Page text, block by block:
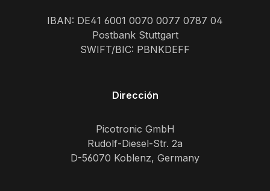
IBAN: DE41 6001 0070 0077 0787 04
Postbank Stuttgart
SWIFT/BIC: PBNKDEFF
Dirección
Picotronic GmbH
Rudolf-Diesel-Str. 2a
D-56070 Koblenz, Germany